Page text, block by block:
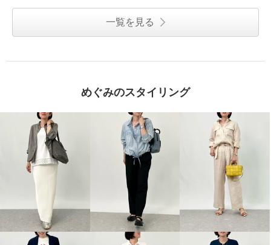
一覧を見る
めぐみのスタイリング